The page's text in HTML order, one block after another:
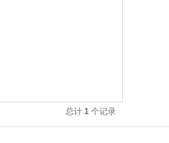
总计 1 个记录